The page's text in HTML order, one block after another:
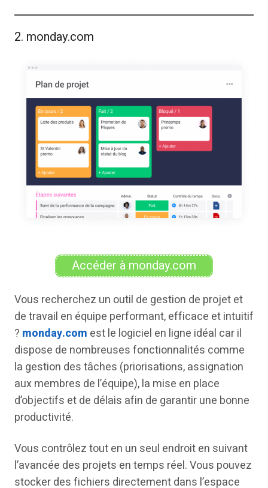
2. monday.com
Accéder à monday.com
Vous recherchez un outil de gestion de projet et
de travail en équipe performant, efficace et intuitif
? monday.com est le logiciel en ligne idéal car il
dispose de nombreuses fonctionnalités comme
la gestion des tâches (priorisations, assignation
aux membres de l’équipe), la mise en place
d’objectifs et de délais afin de garantir une bonne
productivité.
Vous contrôlez tout en un seul endroit en suivant
l’avancée des projets en temps réel. Vous pouvez
stocker des fichiers directement dans l’espace